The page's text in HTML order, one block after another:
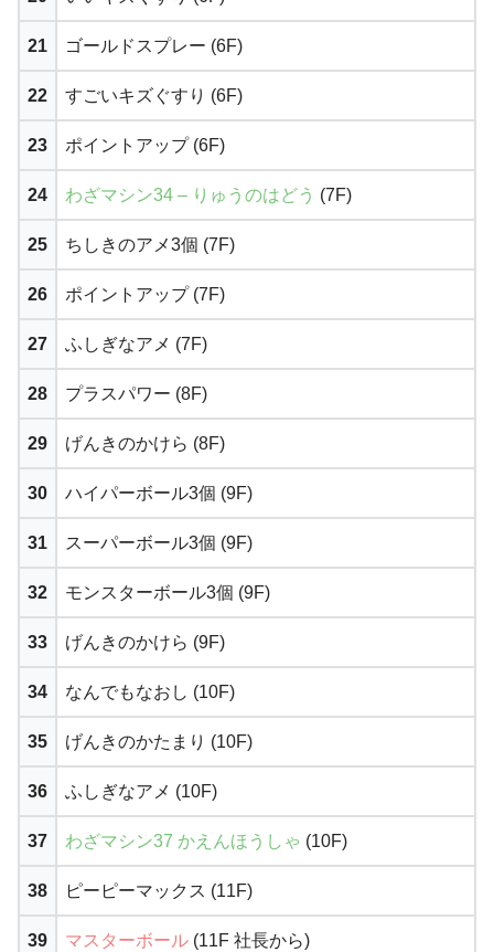
21 ゴールドスプレー (6F)
22 すごいキズぐすり (6F)
23 ポイントアップ (6F)
24 わざマシン34 – りゅうのはどう (7F)
25 ちしきのアメ3個 (7F)
26 ポイントアップ (7F)
27 ふしぎなアメ (7F)
28 プラスパワー (8F)
29 げんきのかけら (8F)
30 ハイパーボール3個 (9F)
31 スーパーボール3個 (9F)
32 モンスターボール3個 (9F)
33 げんきのかけら (9F)
34 なんでもなおし (10F)
35 げんきのかたまり (10F)
36 ふしぎなアメ (10F)
37 わざマシン37 かえんほうしゃ (10F)
38 ピーピーマックス (11F)
39 マスターボール (11F 社長から)